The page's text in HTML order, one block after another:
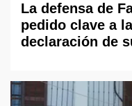
La defensa de
pedido clave a
declaración de